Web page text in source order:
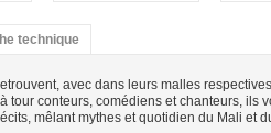
technique
avec dans leurs malles
tour conteurs, comédiens et chanteurs, ils
mêlant mythes et quotidien du Mali et